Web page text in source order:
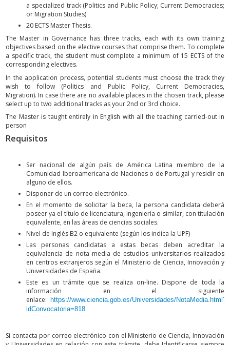
a specialized track (Politics and Public Policy; Current Democracies;
or Migration Studies)
20 ECTS Master Thesis.
The Master in Governance has three tracks, each with its own training
objectives based on the elective courses that comprise them. To complete
a specific track, the student must complete a minimum of 15 ECTS of the
corresponding electives.
In the application process, potential students must choose the track they
wish to follow (Politics and Public Policy, Current Democracies,
Migration). In case there are no available places in the chosen track, please
select up to two additional tracks as your 2nd or 3rd choice.
The Master is taught entirely in English with all the teaching carried-out in
person
Requisitos
Ser nacional de algún país de América Latina miembro de la
Comunidad Iberoamericana de Naciones o de Portugal y residir en
alguno de ellos.
Disponer de un correo electrónico.
En el momento de solicitar la beca, la persona candidata deberá
poseer ya el título de licenciatura, ingeniería o similar, con titulación
equivalente, en las áreas de ciencias sociales.
Nivel de Inglés B2 o equivalente (según los indica la UPF)
Las personas candidatas a estas becas deben acreditar la
equivalencia de nota media de estudios universitarios realizados
en centros extranjeros según el Ministerio de Ciencia, Innovación y
Universidades de España.
Este es un trámite que se realiza on-line. Dispone de toda la
información en el siguiente
enlace:
https://www.ciencia.gob.es/Universidades/NotaMedia.html?
idConvocatoria=818
Si contacta por correo electrónico con el Ministerio de Ciencia, Innovación